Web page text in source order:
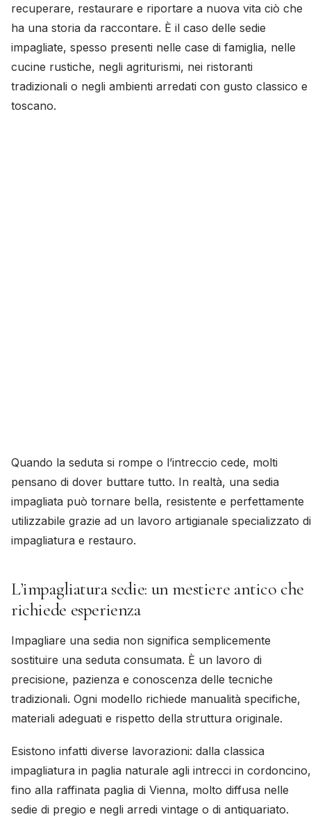
recuperare, restaurare e riportare a nuova vita ciò che
ha una storia da raccontare. È il caso delle sedie
impagliate, spesso presenti nelle case di famiglia, nelle
cucine rustiche, negli agriturismi, nei ristoranti
tradizionali o negli ambienti arredati con gusto classico e
toscano.
Quando la seduta si rompe o l’intreccio cede, molti
pensano di dover buttare tutto. In realtà, una sedia
impagliata può tornare bella, resistente e perfettamente
utilizzabile grazie ad un lavoro artigianale specializzato di
impagliatura e restauro.
L’impagliatura sedie: un mestiere antico che
richiede esperienza
Impagliare una sedia non significa semplicemente
sostituire una seduta consumata. È un lavoro di
precisione, pazienza e conoscenza delle tecniche
tradizionali. Ogni modello richiede manualità specifiche,
materiali adeguati e rispetto della struttura originale.
Esistono infatti diverse lavorazioni: dalla classica
impagliatura in paglia naturale agli intrecci in cordoncino,
fino alla raffinata paglia di Vienna, molto diffusa nelle
sedie di pregio e negli arredi vintage o di antiquariato.